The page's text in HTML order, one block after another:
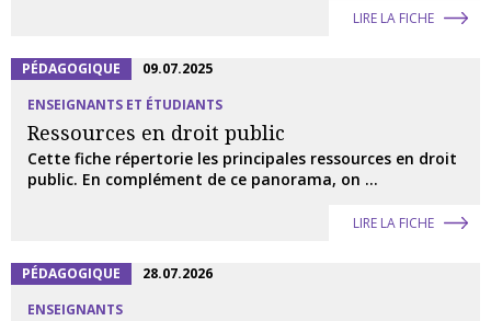
LIRE LA FICHE
PÉDAGOGIQUE
09.07.2025
ENSEIGNANTS ET ÉTUDIANTS
Ressources en droit public
Cette fiche répertorie les principales ressources en droit
public. En complément de ce panorama, on ...
LIRE LA FICHE
PÉDAGOGIQUE
28.07.2026
ENSEIGNANTS